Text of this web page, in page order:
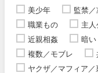
美少年
監禁／
職業もの
主人
近親相姦
暗い
複数／モブレ
ヤクザ／マフィア／